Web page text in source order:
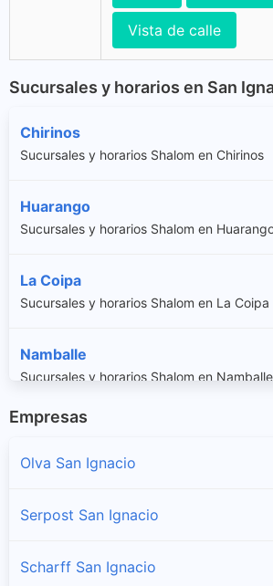
Vista de calle
Sucursales y horarios en San
Chirinos
Sucursales y horarios Shalom en Chirinos
Huarango
Sucursales y horarios Shalom en
La Coipa
Sucursales y horarios Shalom en La Coipa
Namballe
Sucursales y horarios Shalom en Namballe
San Ignacio
Sucursales y horarios Shalom en San Jose
Tabaconas
Empresas
Olva San Ignacio
Serpost San Ignacio
Scharff San Ignacio